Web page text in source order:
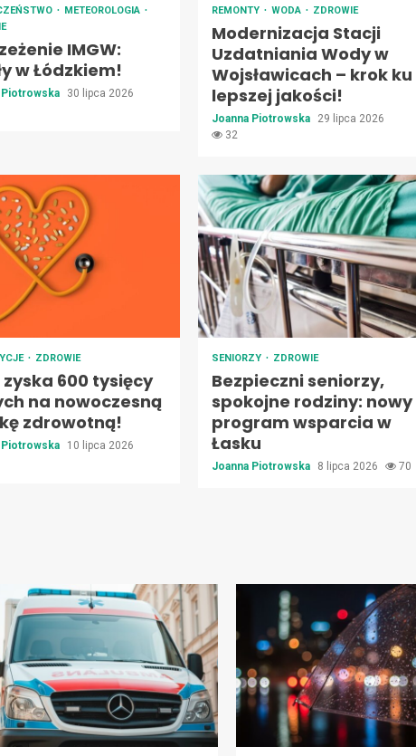
METEOROLOGIA
IMGW:
w Łódzkiem!
Piotrowska
30 lipca 2026
REMONTY WODA ZDROWIE
Modernizacja Stacji
Uzdatniania Wody w
Wojsławicach – krok ku
lepszej jakości!
Joanna Piotrowska
29 lipca 2026
32
ZDROWIE
zyska 600 tysięcy
na nowoczesną
zdrowotną!
Piotrowska
10 lipca 2026
SENIORZY ZDROWIE
Bezpieczni seniorzy,
spokojne rodziny: nowy
program wsparcia w
Łasku
Joanna Piotrowska 8 lipca 2026 70